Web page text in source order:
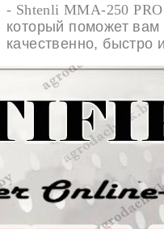
- Shtenli MMA-250 PRO
который поможет
качественно, быстро